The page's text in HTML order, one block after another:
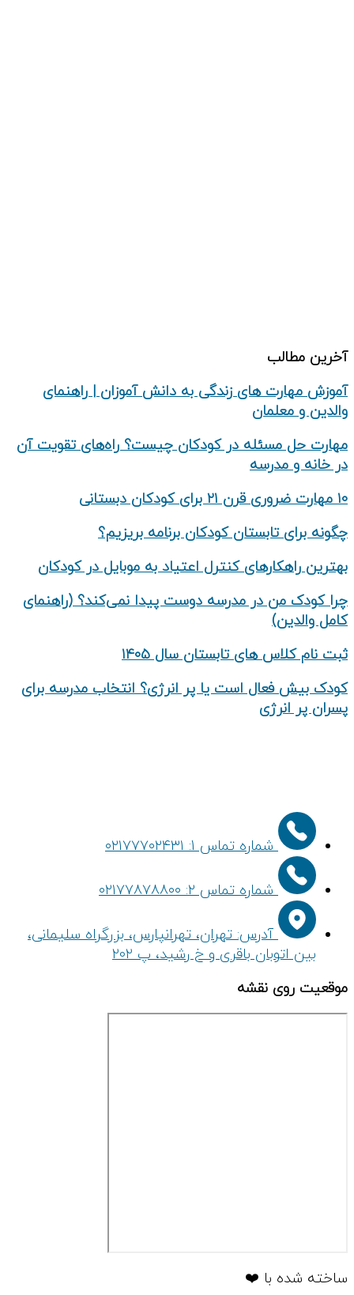
آخرین مطالب
آموزش مهارت های زندگی به دانش‌ آموزان | راهنمای
والدین و معلمان
مهارت حل مسئله در کودکان چیست؟ راه‌های تقویت آن
در خانه و مدرسه
۱۰ مهارت ضروری قرن ۲۱ برای کودکان دبستانی
چگونه برای تابستان کودکان برنامه بریزیم؟
بهترین راهکارهای کنترل اعتیاد به موبایل در کودکان
چرا کودک من در مدرسه دوست پیدا نمی‌کند؟ (راهنمای
کامل والدین)
ثبت نام کلاس های تابستان سال ۱۴۰۵
کودک بیش‌ فعال است یا پر انرژی؟ انتخاب مدرسه برای
پسران پر انرژی
شماره تماس 1: ۰۲۱۷۷۷۰۲۴۳۱
شماره تماس ۲: ۰۲۱۷۷۸۷۸۸۰۰
آدرس: تهران، تهرانپارس، بزرگراه سلیمانی،
بین اتوبان باقری و خ رشید، پ 202
موقعیت روی نقشه
ساخته شده با ❤️